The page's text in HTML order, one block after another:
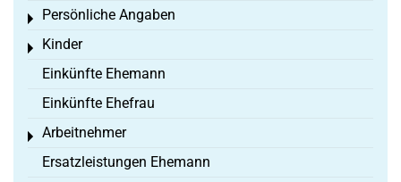
Persönliche Angaben
Toggle menu
Kinder
Toggle menu
Einkünfte Ehemann
Einkünfte Ehefrau
Arbeitnehmer
Toggle menu
Ersatzleistungen Ehemann